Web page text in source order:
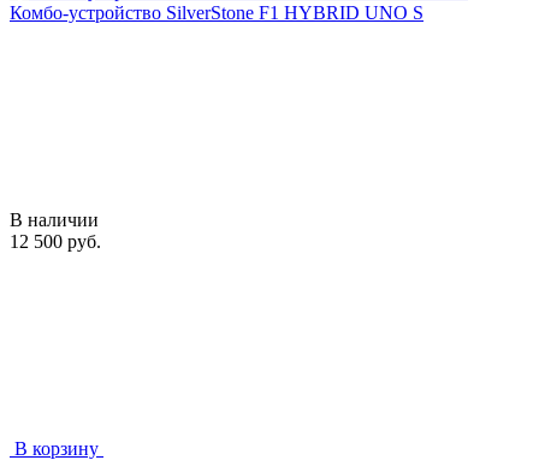
Комбо-устройство SilverStone F1 HYBRID UNO S
В наличии
12 500 руб.
В корзину